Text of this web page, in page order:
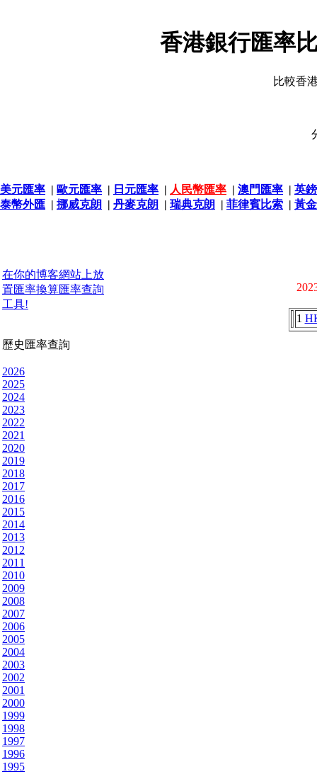
香港銀行匯率
比較香
美元匯率 | 歐元匯率 | 日元匯率 | 人民幣匯率 | 澳門匯率 | 英
泰幣外匯 | 挪威克朗 | 丹麥克朗 | 瑞典克朗 | 菲律賓比索 | 黃
在你的博客網站上放
置匯率換算匯率查詢
工具!
歷史匯率查詢
2026
2025
2024
2023
2022
2021
2020
2019
2018
2017
2016
2015
2014
2013
2012
2011
2010
2009
2008
2007
2006
2005
2004
2003
2002
2001
2000
1999
1998
1997
1996
1995
1